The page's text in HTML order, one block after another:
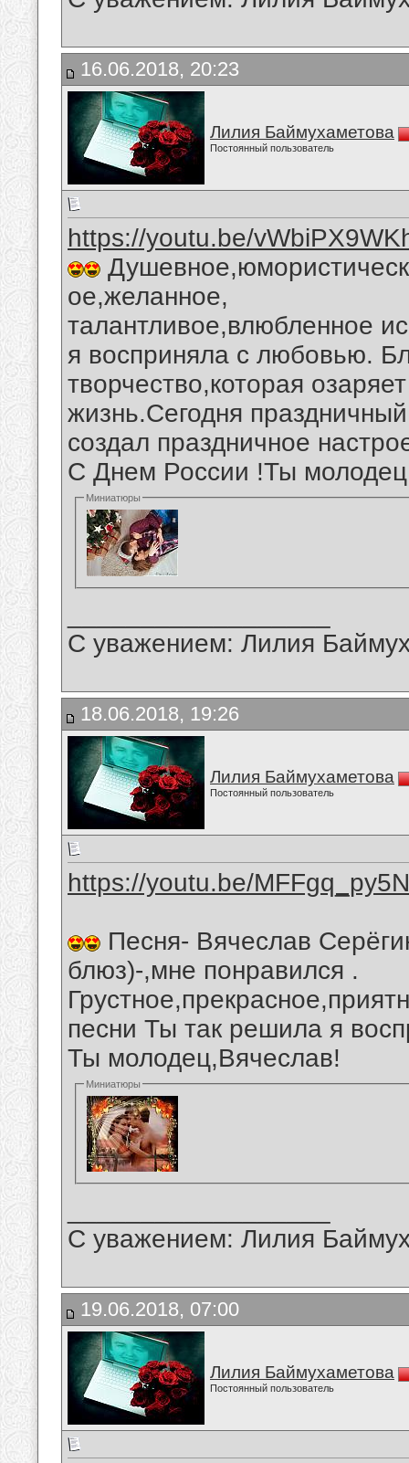
16.06.2018, 20:23
Лилия Баймухаметова
Постоянный пользователь
https://youtu.be/
ое,желанное,
талантливое,влюбленное
я восприняла с любовью.
творчество,которая
жизнь.Сегодня
создал праздничное
С Днем России !Ты
Миниатюры
С уважением: Лилия
18.06.2018, 19:26
Лилия Баймухаметова
Постоянный пользователь
https://youtu.be/
Песня- Вячеслав
блюз)-,мне понравился .
песни Ты так решила я
Ты молодец,Вячеслав!
Миниатюры
С уважением: Лилия
19.06.2018, 07:00
Лилия Баймухаметова
Постоянный пользователь